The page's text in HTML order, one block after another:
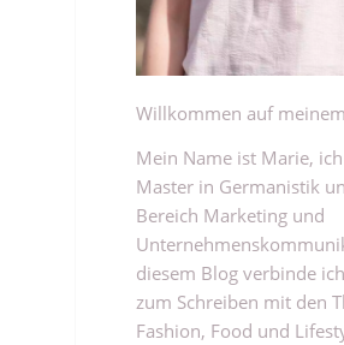
Willkommen auf
Mein Name ist Marie,
Master in Germanistik
Bereich Marketing und
diesem Blog verbinde
zum Schreiben mit den
Fashion, Food und